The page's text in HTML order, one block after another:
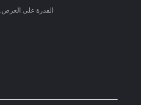
القدرة على العرض: